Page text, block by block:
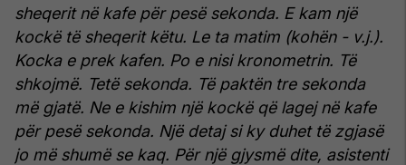
sheqerit në kafe për pesë sekonda. E kam një
kockë të sheqerit këtu. Le ta matim (kohën - v.j.).
Kocka e prek kafen. Po e nisi kronometrin. Të
shkojmë. Tetë sekonda. Të paktën tre sekonda
më gjatë. Ne e kishim një kockë që lagej në kafe
për pesë sekonda. Një detaj si ky duhet të zgjasë
jo më shumë se kaq. Për një gjysmë dite, asistenti